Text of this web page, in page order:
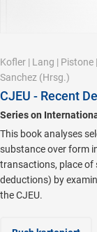
Kofler | Lang | Pistone |
Sanchez (Hrsg.)
CJEU - Recent
Series on
This book analyses
substance over form
transactions, place of
deductions) by
the CJEU.